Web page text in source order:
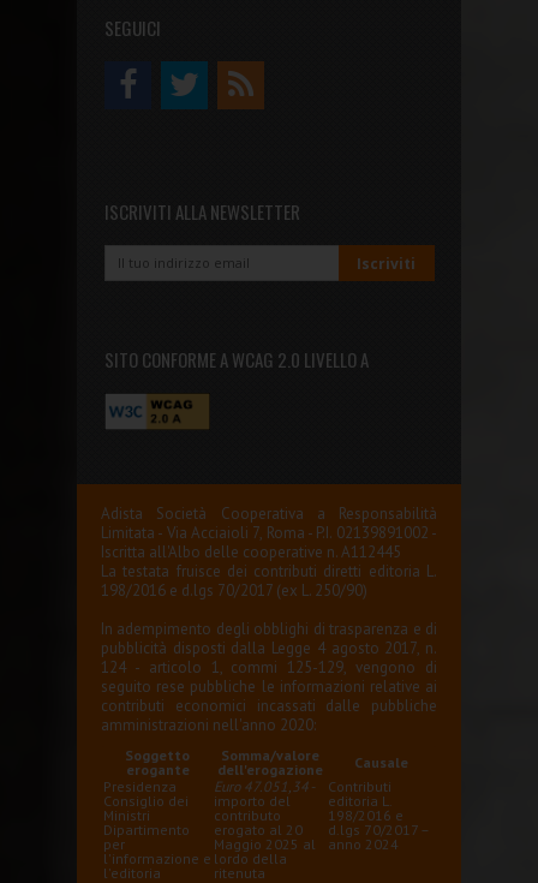
SEGUICI
ISCRIVITI ALLA NEWSLETTER
SITO CONFORME A WCAG 2.0 LIVELLO A
Adista Società Cooperativa a Responsabilità
Limitata - Via Acciaioli 7, Roma - P.I. 02139891002 -
Iscritta all'Albo delle cooperative n. A112445
La testata fruisce dei contributi diretti editoria L.
198/2016 e d.lgs 70/2017 (ex L. 250/90)
In adempimento degli obblighi di trasparenza e di
pubblicità disposti dalla Legge 4 agosto 2017, n.
124 - articolo 1, commi 125-129, vengono di
seguito rese pubbliche le informazioni relative ai
contributi economici incassati dalle pubbliche
amministrazioni nell'anno 2020:
Soggetto
erogante
Somma/valore
dell'erogazione
Causale
Presidenza
Consiglio dei
Ministri
Dipartimento
per
l'informazione e
l'editoria
Euro 47.051,34 -
importo del
contributo
erogato al 20
Maggio 2025 al
lordo della
ritenuta
Contributi
editoria L.
198/2016 e
d.lgs 70/2017 –
anno 2024